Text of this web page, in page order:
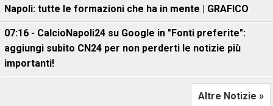
Napoli: tutte le formazioni che ha in mente | GRAFICO
07:16 - CalcioNapoli24 su Google in "Fonti preferite":
aggiungi subito CN24 per non perderti le notizie più
importanti!
Altre Notizie »